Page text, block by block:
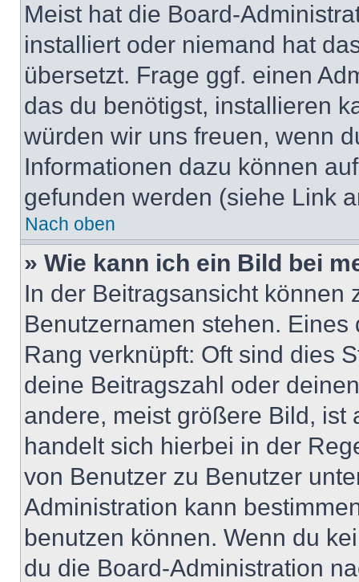
Meist hat die Board-
installiert oder niemand hat
übersetzt. Frage ggf. einen
das du benötigst, installieren
würden wir uns freuen, wenn
Informationen dazu können
gefunden werden (siehe Link
Nach oben
» Wie kann ich ein Bild bei
In der Beitragsansicht können
Benutzernamen stehen.
Rang verknüpft: Oft sind dies
deine Beitragszahl oder
andere, meist größere Bild, ist
handelt sich hierbei in der
von Benutzer zu Benutzer
Administration kann
benutzen können. Wenn du
du die Board-Administration